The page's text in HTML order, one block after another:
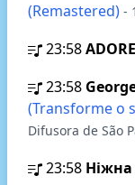
(Remastered) -
23:58ADORE
23:58
(Transforme o
Difusora de São
23:58 Ніжна